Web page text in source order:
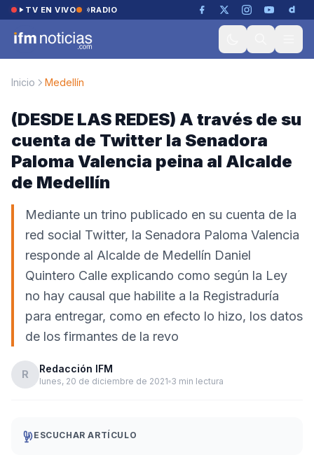
Saltar al contenido
TV EN VIVO RADIO
Inicio Medellín
(DESDE LAS REDES) A través de su
cuenta de Twitter la Senadora
Paloma Valencia peina al Alcalde
de Medellín
Mediante un trino publicado en su cuenta de la
red social Twitter, la Senadora Paloma Valencia
responde al Alcalde de Medellín Daniel
Quintero Calle explicando como según la Ley
no hay causal que habilite a la Registraduría
para entregar, como en efecto lo hizo, los datos
de los firmantes de la revo
R Redacción IFM
lunes, 20 de diciembre de 2021 3 min lectura
ESCUCHAR ARTÍCULO